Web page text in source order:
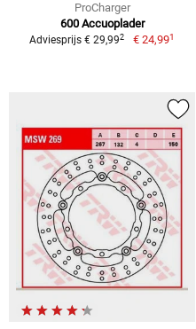
ProCharger
600 Accuoplader
Adviesprijs € 29,992 € 24,991